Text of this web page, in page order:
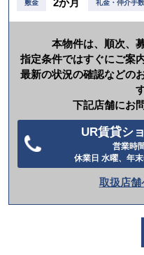
敷金 2か月 礼金・仲介手
本物件は、順次、
指定条件ではすぐにご案
最新の状況の確認などの
下記店舗にお
UR賃貸シ
営業時
休業日 水曜、年
取扱店舗